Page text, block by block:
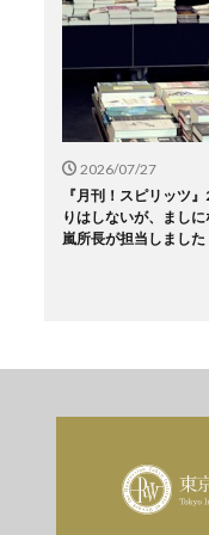
2026/07/27
『月刊！スピリッツ
りはしないが、まし
嵐所長が担当しました